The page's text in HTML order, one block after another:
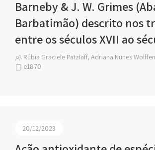
Barneby & J. W. Grimes
Barbatimão) descrito nos
entre os séculos XVII ao
Rúbia Graciele Patzlaff, Adriana Nunes
e1870
20/12/2023